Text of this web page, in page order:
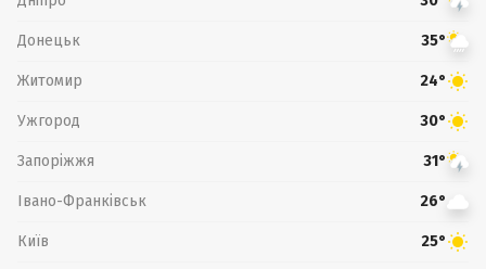
Донецьк 35°
Житомир 24°
Ужгород 30°
Запоріжжя 31°
Івано-Франківськ 26°
Київ 25°